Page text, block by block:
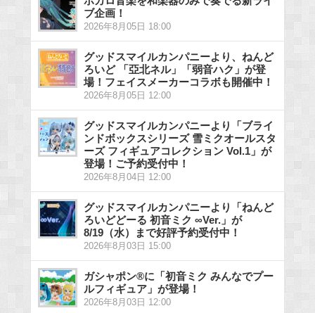
ブ企画！
2026年8月05日 18:00
グッドスマイルカンパニーより、ねんど
ろいど 「亞北ネル」「弱音ハク」が登
場！フェイスメーカーコラボも開催中！
2026年8月05日 12:00
グッドスマイルカンパニーより「ブライ
ンドボックスシリーズ 雪ミクオールスタ
ーズ フィギュアコレクション Vol.1」が
登場！ご予約受付中！
2026年8月04日 12:00
グッドスマイルカンパニーより「ねんど
ろいどどーる 初音ミク ∞Ver.」が
8/19（水）まで好評予約受付中！
2026年8月03日 15:00
ガシャポン®に「初音ミク みんなでプー
ルフィギュア」が登場！
2026年8月03日 12:00